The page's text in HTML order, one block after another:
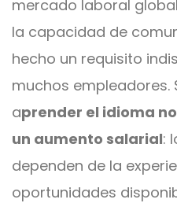
mercado laboral
la capacidad de
hecho un requisito
muchos empleadores.
aprender el idioma
un aumento salarial:
dependen de la
oportunidades